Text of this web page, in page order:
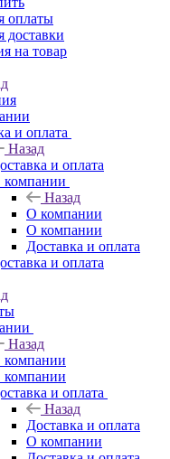
оплаты
доставки
на товар
и оплата
Назад
и оплата
Назад
О компании
О компании
Доставка и оплата
и оплата
Назад
и оплата
Назад
Доставка и оплата
О компании